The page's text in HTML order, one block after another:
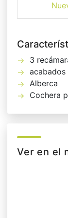
3
acabados
Alberca
Cochera
Ver en el